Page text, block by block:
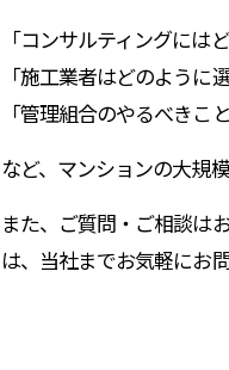
「コンサルティングには
「施工業者はどのように
「管理組合のやるべきこ
など、マンションの大規
また、ご質問・ご相談は
は、当社までお気軽にお